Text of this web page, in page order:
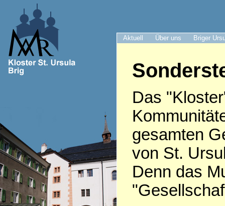
Aktuell Über uns Briger
Das
gesamten
von St.
Denn das